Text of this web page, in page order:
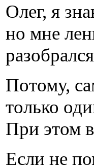
Олег, я
но мне
Потому,
только
При этом
Если не